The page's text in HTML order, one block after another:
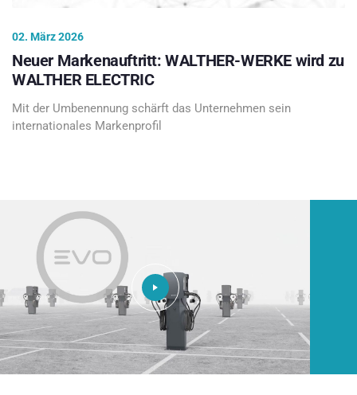
02. März 2026
Neuer Markenauftritt: WALTHER-WERKE wird zu
WALTHER ELECTRIC
Mit der Umbenennung schärft das Unternehmen sein
internationales Markenprofil